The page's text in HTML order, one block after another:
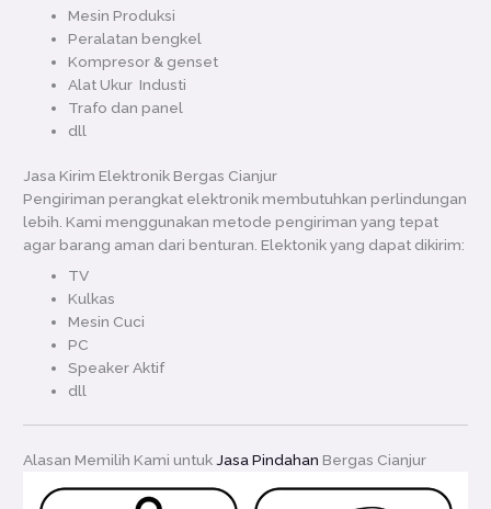
Mesin Produksi
Peralatan bengkel
Kompresor & genset
Alat Ukur Industi
Trafo dan panel
dll
Jasa Kirim Elektronik Bergas Cianjur
Pengiriman perangkat elektronik membutuhkan perlindungan
lebih. Kami menggunakan metode pengiriman yang tepat
agar barang aman dari benturan. Elektonik yang dapat dikirim:
TV
Kulkas
Mesin Cuci
PC
Speaker Aktif
dll
Alasan Memilih Kami untuk Jasa Pindahan Bergas Cianjur